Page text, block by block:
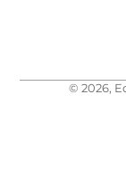
© 2026,